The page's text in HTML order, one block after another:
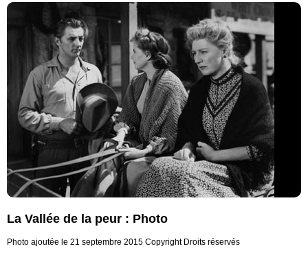
La Vallée de la peur : Photo
Photo ajoutée le 21 septembre 2015 Copyright Droits réservés